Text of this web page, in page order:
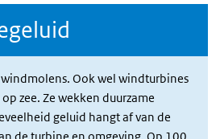
windmolens. Ook wel windturbines
zee. Ze wekken duurzame
geluid hangt af van de